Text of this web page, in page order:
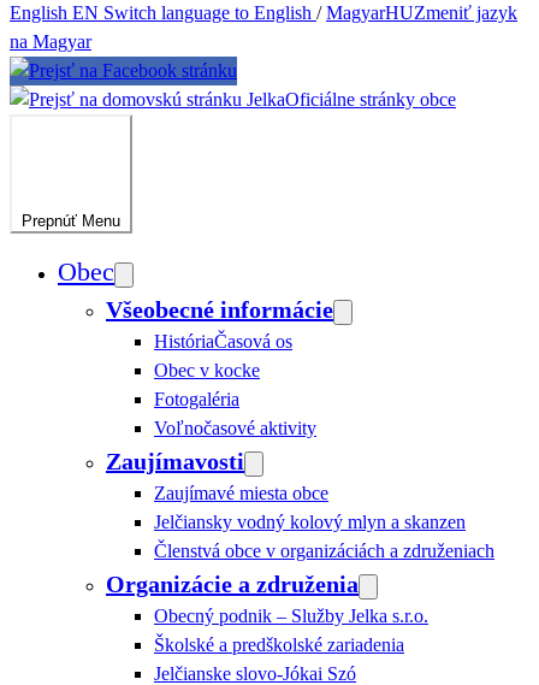
English EN Switch language to English /MagyarHUZmeniť jazyk
na Magyar
JelkaOficiálne stránky obce
Prepnúť Menu
Obec
Všeobecné informácie
HistóriaČasová os
Obec v kocke
Fotogaléria
Voľnočasové aktivity
Zaujímavosti
Zaujímavé miesta obce
Jelčiansky vodný kolový mlyn a skanzen
Členstvá obce v organizáciách a združeniach
Organizácie a združenia
Obecný podnik – Služby Jelka s.r.o.
Školské a predškolské zariadenia
Jelčianske slovo-Jókai Szó